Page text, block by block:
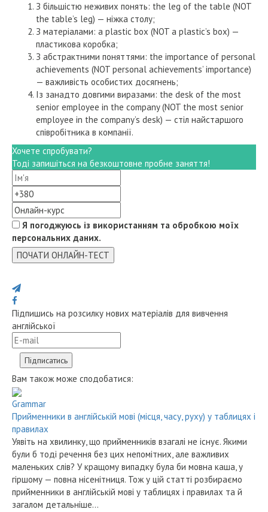
З більшістю неживих понять: the leg of the table (NOT
the table’s leg) — ніжка столу;
З матеріалами: a plastic box (NOT a plastic’s box) —
пластикова коробка;
З абстрактними поняттями: the importance of personal
achievements (NOT personal achievements’ importance)
— важливість особистих досягнень;
Із занадто довгими виразами: the desk of the most
senior employee in the company (NOT the most senior
employee in the company’s desk) — стіл найстаршого
співробітника в компанії.
Хочете спробувати?
Тоді запишіться на безкоштовне пробне заняття!
Я погоджуюсь із використанням та обробкою моїх
персональних даних.
ПОЧАТИ ОНЛАЙН-ТЕСТ
Підпишись на розсилку нових матеріалів для вивчення
англійської
Вам також може сподобатися:
Grammar
Прийменники в англійській мові (місця, часу, руху) у таблицях і
правилах
Уявіть на хвилинку, що прийменників взагалі не існує. Якими
були б тоді речення без цих непомітних, але важливих
маленьких слів? У кращому випадку була би мовна каша, у
гіршому — повна нісенітниця. Тож у цій статті розбираємо
прийменники в англійській мові у таблицях і правилах та й
загалом детальніше…